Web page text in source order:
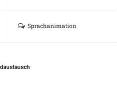
Sprachanimation